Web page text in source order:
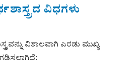
ವಿಧಗಳು
ವಿಶಾಲವಾಗಿ ಎರಡು ಮುಖ್ಯ